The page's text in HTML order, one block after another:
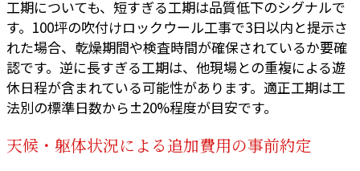
工期についても、短すぎる工期は品質低下のシグナルで
す。100坪の吹付けロックウール工事で3日以内と提示さ
れた場合、乾燥期間や検査時間が確保されているか要確
認です。逆に長すぎる工期は、他現場との重複による遊
休日程が含まれている可能性があります。適正工期は工
法別の標準日数から±20%程度が目安です。
天候・躯体状況による追加費用の事前約定